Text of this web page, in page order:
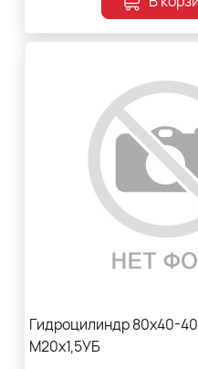
Гидроцилиндр 80х40-
М20х1,5УБ